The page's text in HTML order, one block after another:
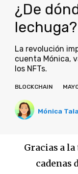
¿De
lechuga?
La revolución
cuenta Mónica,
los NFTs.
BLOCKCHAIN
Mónica
Gracias a
cadenas